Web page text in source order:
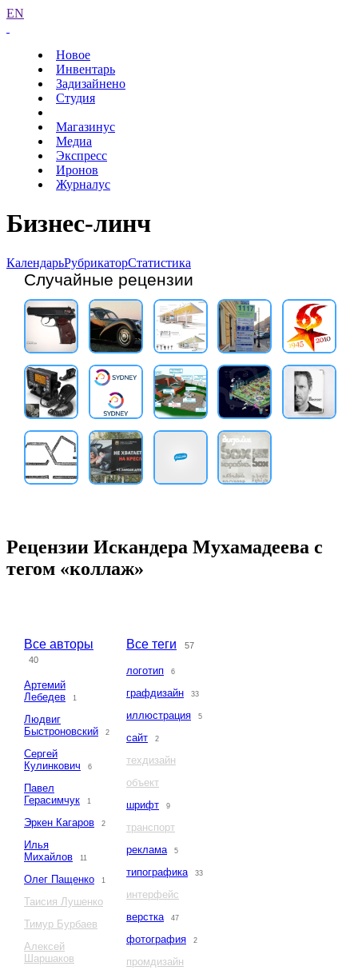
EN
Новое
Инвентарь
Задизайнено
Студия
Магазинус
Медиа
Экспресс
Иронов
Журналус
Бизнес-линч
КалендарьРубрикаторСтатистика
Случайные рецензии
Рецензии Искандера Мухамадеева с
тегом «коллаж»
Все авторы
40
Артемий
Лебедев
1
Людвиг
Быстроновский
2
Сергей
Кулинкович
6
Павел
Герасимчук
1
Эркен Кагаров 2
Илья
Михайлов
11
Олег Пащенко 1
Таисия Лушенко
Тимур Бурбаев
Алексей
Шаршаков
Все теги 57
логотип 6
графдизайн 33
иллюстрация 5
сайт 2
техдизайн
объект
шрифт
9
транспорт
реклама
5
типографика 33
интерфейс
верстка
47
фотография 2
промдизайн